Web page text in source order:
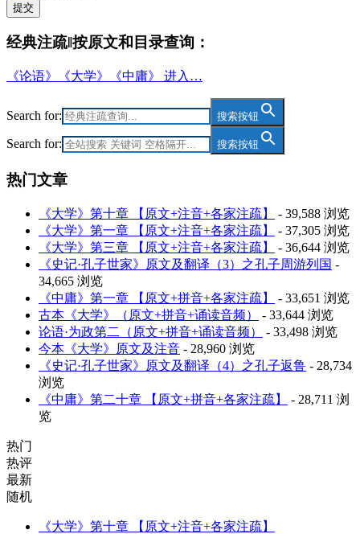
提交
经典注疏‖按原文和目录查询：
《论语》《大学》《中庸》 进入…
Search for: 搜索按钮
Search for: 搜索按钮
热门文章
《大学》第十章 【原文+注音+各家注疏】
- 39,588 浏览
《大学》第一章 【原文+注音+各家注疏】
- 37,305 浏览
《大学》第三章 【原文+注音+各家注疏】
- 36,644 浏览
《史记·孔子世家》原文及翻译（3）之孔子周游列国 -
34,665 浏览
《中庸》第一章 【原文+拼音+各家注疏】
- 33,651 浏览
古本《大学》（原文+拼音+诵读音频）
- 33,644 浏览
论语·为政第二（原文+拼音+诵读音频）
- 33,498 浏览
今本《大学》原文及注音 - 28,960 浏览
《史记·孔子世家》原文及翻译（4）之孔子返鲁 - 28,734
浏览
《中庸》第二十章 【原文+拼音+各家注疏】
- 28,711 浏
览
热门
热评
最新
随机
《大学》第十章 【原文+注音+各家注疏】